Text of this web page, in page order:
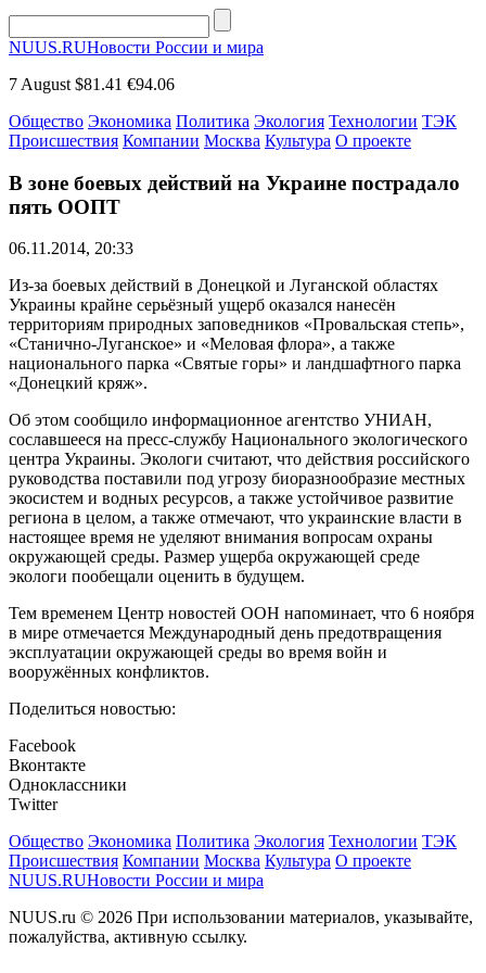
NUUS.RUНовости России и мира
7 August $81.41 €94.06
Общество Экономика Политика Экология Технологии ТЭК
Происшествия Компании Москва Культура О проекте
В зоне боевых действий на Украине пострадало
пять ООПТ
06.11.2014, 20:33
Из-за боевых действий в Донецкой и Луганской областях
Украины крайне серьёзный ущерб оказался нанесён
территориям природных заповедников «Провальская степь»,
«Станично-Луганское» и «Меловая флора», а также
национального парка «Святые горы» и ландшафтного парка
«Донецкий кряж».
Об этом сообщило информационное агентство УНИАН,
сославшееся на пресс-службу Национального экологического
центра Украины. Экологи считают, что действия российского
руководства поставили под угрозу биоразнообразие местных
экосистем и водных ресурсов, а также устойчивое развитие
региона в целом, а также отмечают, что украинские власти в
настоящее время не уделяют внимания вопросам охраны
окружающей среды. Размер ущерба окружающей среде
экологи пообещали оценить в будущем.
Тем временем Центр новостей ООН напоминает, что 6 ноября
в мире отмечается Международный день предотвращения
эксплуатации окружающей среды во время войн и
вооружённых конфликтов.
Поделиться новостью:
Facebook
Вконтакте
Одноклассники
Twitter
Общество Экономика Политика Экология Технологии ТЭК
Происшествия Компании Москва Культура О проекте
NUUS.RUНовости России и мира
NUUS.ru © 2026 При использовании материалов, указывайте,
пожалуйства, активную ссылку.